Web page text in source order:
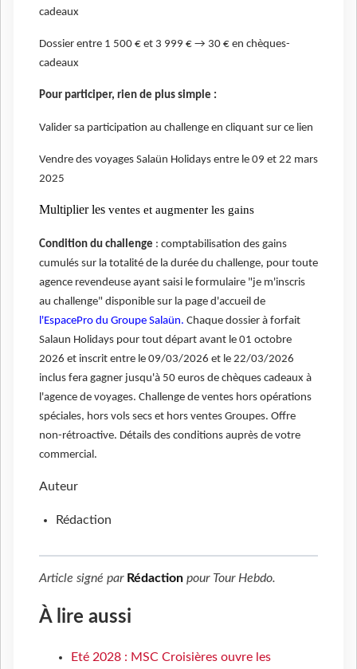
cadeaux
Dossier entre 1 500 € et 3 999 € → 30 € en chèques-
cadeaux
Pour participer, rien de plus simple :
Valider sa participation au challenge en cliquant sur ce lien
Vendre des voyages Salaün Holidays entre le 09 et 22 mars
2025
Multiplier les ventes et augmenter les gains
Condition du challenge : comptabilisation des gains
cumulés sur la totalité de la durée du challenge, pour toute
agence revendeuse ayant saisi le formulaire "je m'inscris
au challenge" disponible sur la page d'accueil de
l'EspacePro du Groupe Salaün. Chaque dossier à forfait
Salaun Holidays pour tout départ avant le 01 octobre
2026 et inscrit entre le 09/03/2026 et le 22/03/2026
inclus fera gagner jusqu'à 50 euros de chèques cadeaux à
l'agence de voyages. Challenge de ventes hors opérations
spéciales, hors vols secs et hors ventes Groupes. Offre
non-rétroactive. Détails des conditions auprès de votre
commercial.
Auteur
Rédaction
Article signé par Rédaction pour Tour Hebdo.
À lire aussi
Eté 2028 : MSC Croisières ouvre les